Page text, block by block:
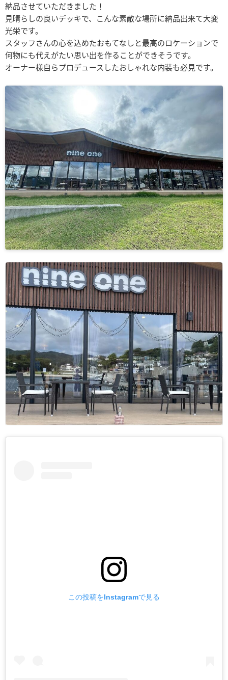
納品させていただきました！
見晴らしの良いデッキで、こんな素敵な場所に納品出来て大変
光栄です。
スタッフさんの心を込めたおもてなしと最高のロケーションで
何物にも代えがたい思い出を作ることができそうです。
オーナー様自らプロデュースしたおしゃれな内装も必見です。
この投稿をInstagramで見る